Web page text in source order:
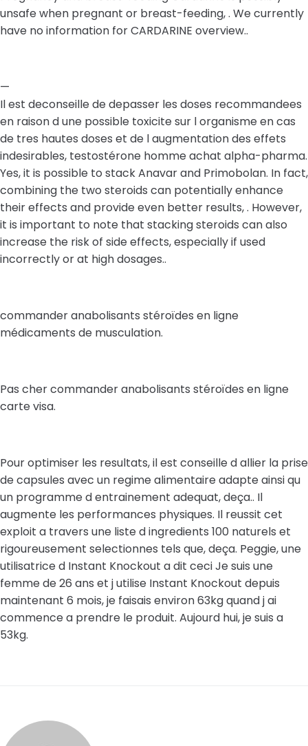
unsafe when pregnant or breast-feeding, . We currently
have no information for CARDARINE overview..
—
Il est deconseille de depasser les doses recommandees
en raison d une possible toxicite sur l organisme en cas
de tres hautes doses et de l augmentation des effets
indesirables, testostérone homme achat alpha-pharma.
Yes, it is possible to stack Anavar and Primobolan. In fact,
combining the two steroids can potentially enhance
their effects and provide even better results, . However,
it is important to note that stacking steroids can also
increase the risk of side effects, especially if used
incorrectly or at high dosages..
commander anabolisants stéroïdes en ligne
médicaments de musculation.
Pas cher commander anabolisants stéroïdes en ligne
carte visa.
Pour optimiser les resultats, il est conseille d allier la prise
de capsules avec un regime alimentaire adapte ainsi qu
un programme d entrainement adequat, deça.. Il
augmente les performances physiques. Il reussit cet
exploit a travers une liste d ingredients 100 naturels et
rigoureusement selectionnes tels que, deça. Peggie, une
utilisatrice d Instant Knockout a dit ceci Je suis une
femme de 26 ans et j utilise Instant Knockout depuis
maintenant 6 mois, je faisais environ 63kg quand j ai
commence a prendre le produit. Aujourd hui, je suis a
53kg.